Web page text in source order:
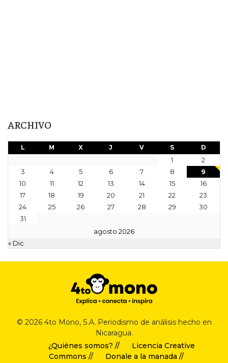
ARCHIVO
agosto 2026
L M X J V S D
1
2
3
4 5 6 7 8
9
10
11 12 13 14 15
16
17
18 19 20 21 22
23
24
25 26 27 28 29
30
31
« Dic
© 2026 4to Mono, S.A. Periodismo de análisis hecho en
Nicaragua.
¿Quiénes somos? //
Licencia Creative
Commons //
Donale a la manada //